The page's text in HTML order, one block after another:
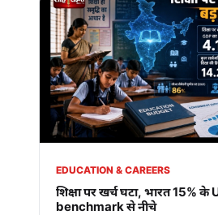
EDUCATION & CAREERS
शिक्षा पर खर्च घटा, भारत 15% के
benchmark से नीचे